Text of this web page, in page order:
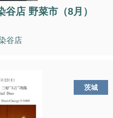
店 野菜市（8月）
谷店
茨城